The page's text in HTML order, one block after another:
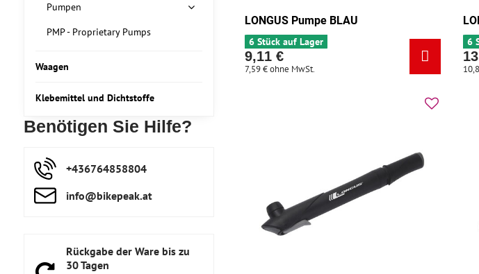
LONGUS Pumpe BLAU
6 Stück auf Lager
9,11 €
7,59 €ohne MwSt.
6
Benötigen Sie Hilfe?
+436764858804
info​@bikepeak​.at
Rückgabe der Ware bis zu
30 Tagen
Pumpen
PMP - Proprietary Pumps
Waagen
Klebemittel und Dichtstoffe